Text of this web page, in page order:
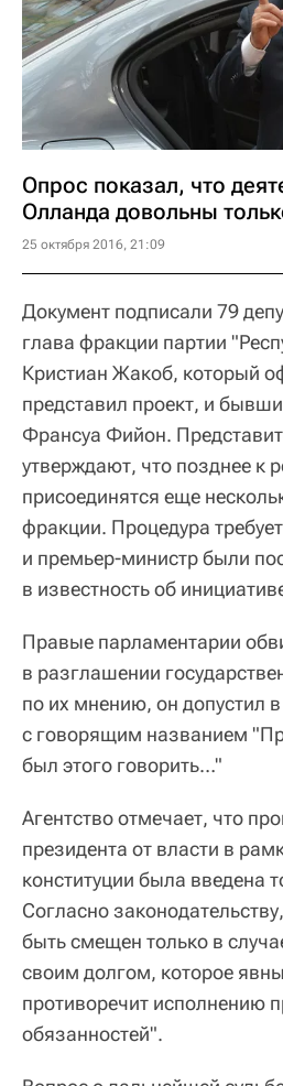
Опрос показал, что
Олланда довольны
25 октября 2016, 21:09
Документ подписали 79
глава фракции партии
Кристиан Жакоб, который
представил проект, и
Франсуа Фийон.
утверждают, что позднее к
присоединятся еще
фракции. Процедура
и премьер-министр были
в известность об
Правые парламентарии
в разглашении
по их мнению, он допустил
с говорящим названием
был этого говорить…"
Агентство отмечает, что
президента от власти в
конституции была введена
Согласно
быть смещен только в
своим долгом, которое
противоречит исполнению
обязанностей".